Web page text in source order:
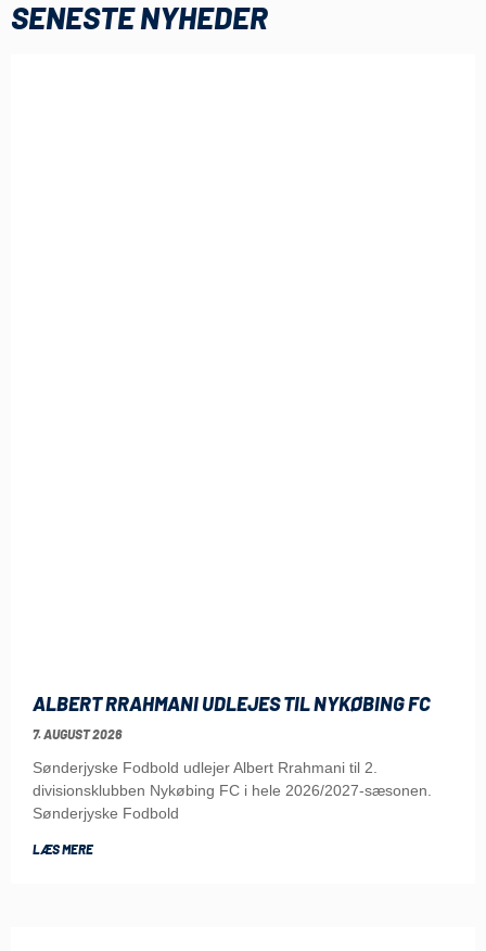
SENESTE NYHEDER
ALBERT RRAHMANI UDLEJES TIL NYKØBING FC
7. AUGUST 2026
Sønderjyske Fodbold udlejer Albert Rrahmani til 2.
divisionsklubben Nykøbing FC i hele 2026/2027-sæsonen.
Sønderjyske Fodbold
LÆS MERE